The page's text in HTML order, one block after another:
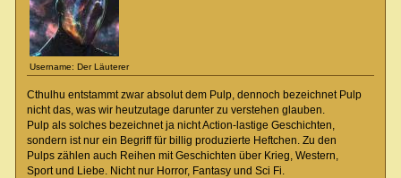
Username: Der Läuterer
Cthulhu entstammt zwar absolut dem Pulp, dennoch bezeichnet Pulp
nicht das, was wir heutzutage darunter zu verstehen glauben.
Pulp als solches bezeichnet ja nicht Action-lastige Geschichten,
sondern ist nur ein Begriff für billig produzierte Heftchen. Zu den
Pulps zählen auch Reihen mit Geschichten über Krieg, Western,
Sport und Liebe. Nicht nur Horror, Fantasy und Sci Fi.